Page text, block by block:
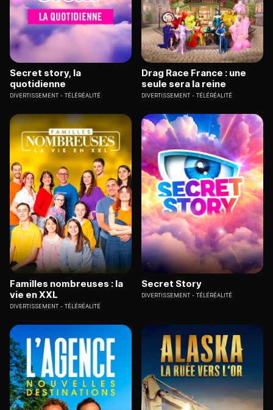
Secret story, la
quotidienne
DIVERTISSEMENT TÉLÉRÉALITÉ
Drag Race France : une
seule sera la reine
DIVERTISSEMENT TÉLÉRÉALITÉ
Familles nombreuses : la
vie en XXL
DIVERTISSEMENT TÉLÉRÉALITÉ
Secret Story
DIVERTISSEMENT TÉLÉRÉALITÉ